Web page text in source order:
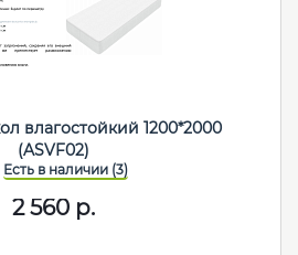
влагостойкий 1200*2000
(ASVF02)
2 560р.